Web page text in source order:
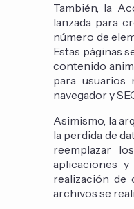
También, la
lanzada para
número de
Estas páginas
contenido
para usuarios
navegador y
Asimismo, la
la perdida de
reemplazar
aplicaciones
realización de
archivos se